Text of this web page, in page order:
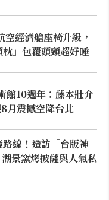
經濟艙座椅升級，
」包覆頭頸超好睡
館10週年：藤本壯介
月震撼空降台北
線！造訪「台版神
景窯烤披薩與人氣私